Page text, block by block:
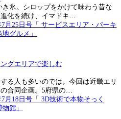
氷。シロップをかけて味わう昔な
化を続け、イマドキ…
グエリアで楽しむ
る人も多いのでは。今回は近畿エリ
合同企画。5府県の…